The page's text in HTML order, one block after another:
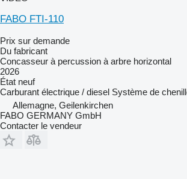
FABO FTI-110
Prix sur demande
Du fabricant
Concasseur à percussion à arbre horizontal
2026
État neuf
Carburant électrique / diesel Système de
Allemagne, Geilenkirchen
FABO GERMANY GmbH
Contacter le vendeur